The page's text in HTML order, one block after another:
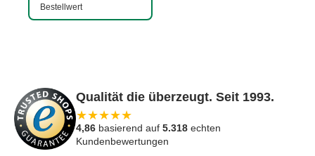
Bestellwert
Qualität die überzeugt. Seit 1993.
★★★★★
4,86 basierend auf 5.318 echten
Kundenbewertungen